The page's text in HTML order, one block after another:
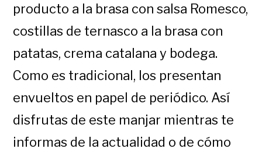
producto a la brasa con salsa Romesco,
costillas de ternasco a la brasa con
patatas, crema catalana y bodega.
Como es tradicional, los presentan
envueltos en papel de periódico. Así
disfrutas de este manjar mientras te
informas de la actualidad o de cómo